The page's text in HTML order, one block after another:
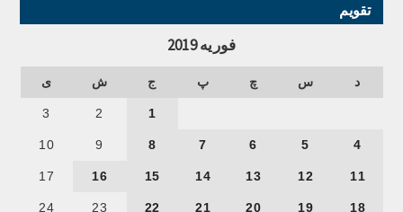
تقویم
فوریه 2019
د س چ پ ج ش ی
1
2
3
4
5
6
7
8
9
10
11
12
13
14
15
16
17
18
19
20
21
22
23
24